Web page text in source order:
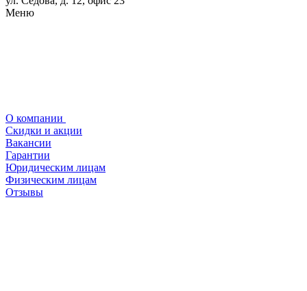
Меню
О компании
Скидки и акции
Вакансии
Гарантии
Юридическим лицам
Физическим лицам
Отзывы